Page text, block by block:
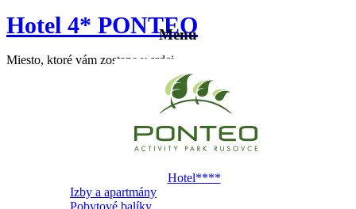
Hotel 4* PONTEO
Miesto, ktoré vám zostane v srdci
Menu
Hotel****
Izby a apartmány